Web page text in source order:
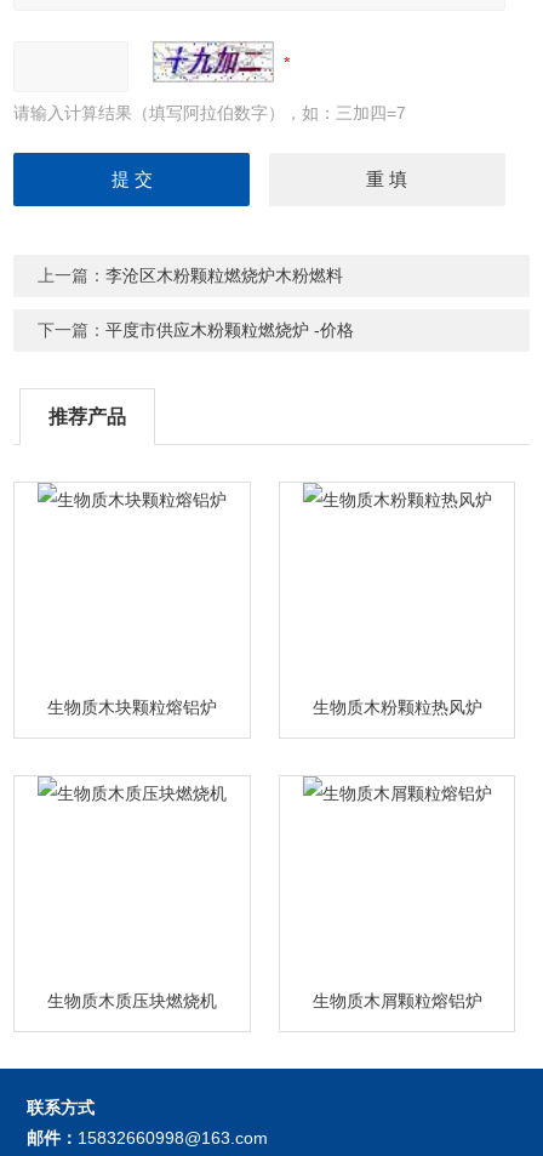
请输入计算结果（填写阿拉伯数字），如：三加四=7
上一篇：李沧区木粉颗粒燃烧炉木粉燃料
下一篇：平度市供应木粉颗粒燃烧炉 -价格
推荐产品
生物质木块颗粒熔铝炉 生物质木粉颗粒热风炉
生物质木质压块燃烧机 生物质木屑颗粒熔铝炉
联系方式
邮件： 15832660998@163.com